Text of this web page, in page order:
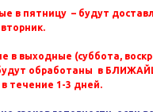
в пятницу – будут
в выходные (суббота,
обработаны в
течение 1-3 дней.